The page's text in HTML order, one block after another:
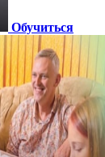
Обучиться